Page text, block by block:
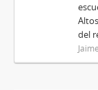
del